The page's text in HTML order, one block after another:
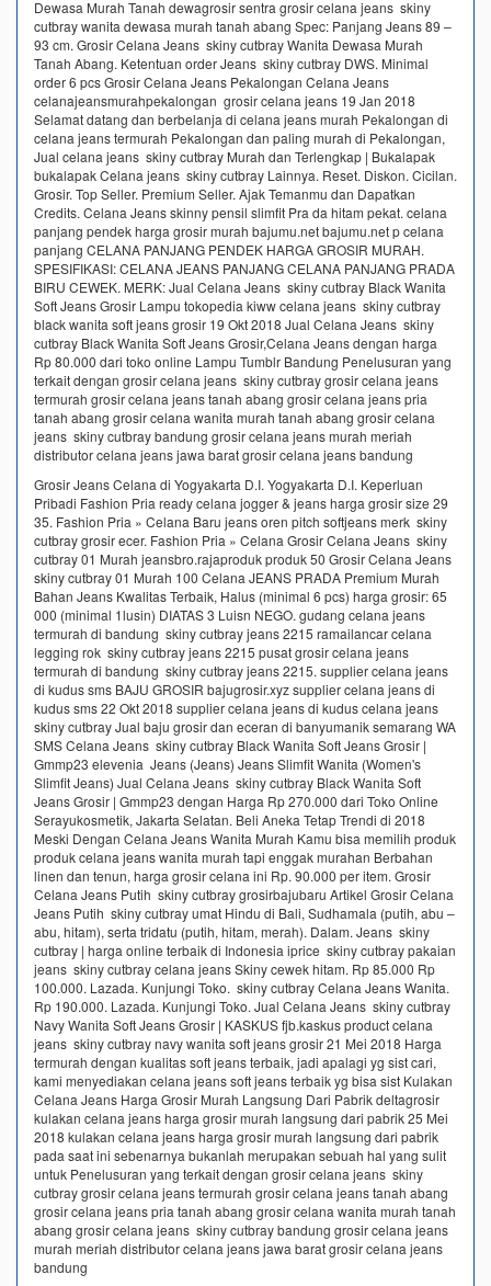
Dewasa Murah Tanah dewagrosir sentra grosir celana jeans skiny
cutbray wanita dewasa murah tanah abang Spec: Panjang Jeans 89 –
93 cm. Grosir Celana Jeans skiny cutbray Wanita Dewasa Murah
Tanah Abang. Ketentuan order Jeans skiny cutbray DWS. Minimal
order 6 pcs Grosir Celana Jeans Pekalongan Celana Jeans
celanajeansmurahpekalongan grosir celana jeans 19 Jan 2018
Selamat datang dan berbelanja di celana jeans murah Pekalongan di
celana jeans termurah Pekalongan dan paling murah di Pekalongan,
Jual celana jeans skiny cutbray Murah dan Terlengkap | Bukalapak
bukalapak Celana jeans skiny cutbray Lainnya. Reset. Diskon. Cicilan.
Grosir. Top Seller. Premium Seller. Ajak Temanmu dan Dapatkan
Credits. Celana Jeans skinny pensil slimfit Pra da hitam pekat. celana
panjang pendek harga grosir murah bajumu.net bajumu.net p celana
panjang CELANA PANJANG PENDEK HARGA GROSIR MURAH.
SPESIFIKASI: CELANA JEANS PANJANG CELANA PANJANG PRADA
BIRU CEWEK. MERK: Jual Celana Jeans skiny cutbray Black Wanita
Soft Jeans Grosir Lampu tokopedia kiww celana jeans skiny cutbray
black wanita soft jeans grosir 19 Okt 2018 Jual Celana Jeans skiny
cutbray Black Wanita Soft Jeans Grosir,Celana Jeans dengan harga
Rp 80.000 dari toko online Lampu Tumblr Bandung Penelusuran yang
terkait dengan grosir celana jeans skiny cutbray grosir celana jeans
termurah grosir celana jeans tanah abang grosir celana jeans pria
tanah abang grosir celana wanita murah tanah abang grosir celana
jeans skiny cutbray bandung grosir celana jeans murah meriah
distributor celana jeans jawa barat grosir celana jeans bandung
Grosir Jeans Celana di Yogyakarta D.I. Yogyakarta D.I. Keperluan
Pribadi Fashion Pria ready celana jogger & jeans harga grosir size 29
35. Fashion Pria » Celana Baru jeans oren pitch softjeans merk skiny
cutbray grosir ecer. Fashion Pria » Celana Grosir Celana Jeans skiny
cutbray 01 Murah jeansbro.rajaproduk produk 50 Grosir Celana Jeans
skiny cutbray 01 Murah 100 Celana JEANS PRADA Premium Murah
Bahan Jeans Kwalitas Terbaik, Halus (minimal 6 pcs) harga grosir: 65
000 (minimal 1lusin) DIATAS 3 Luisn NEGO. gudang celana jeans
termurah di bandung skiny cutbray jeans 2215 ramailancar celana
legging rok skiny cutbray jeans 2215 pusat grosir celana jeans
termurah di bandung skiny cutbray jeans 2215. supplier celana jeans
di kudus sms BAJU GROSIR bajugrosir.xyz supplier celana jeans di
kudus sms 22 Okt 2018 supplier celana jeans di kudus celana jeans
skiny cutbray Jual baju grosir dan eceran di banyumanik semarang WA
SMS Celana Jeans skiny cutbray Black Wanita Soft Jeans Grosir |
Gmmp23 elevenia Jeans (Jeans) Jeans Slimfit Wanita (Women's
Slimfit Jeans) Jual Celana Jeans skiny cutbray Black Wanita Soft
Jeans Grosir | Gmmp23 dengan Harga Rp 270.000 dari Toko Online
Serayukosmetik, Jakarta Selatan. Beli Aneka Tetap Trendi di 2018
Meski Dengan Celana Jeans Wanita Murah Kamu bisa memilih produk
produk celana jeans wanita murah tapi enggak murahan Berbahan
linen dan tenun, harga grosir celana ini Rp. 90.000 per item. Grosir
Celana Jeans Putih skiny cutbray grosirbajubaru Artikel Grosir Celana
Jeans Putih skiny cutbray umat Hindu di Bali, Sudhamala (putih, abu –
abu, hitam), serta tridatu (putih, hitam, merah). Dalam. Jeans skiny
cutbray | harga online terbaik di Indonesia iprice skiny cutbray pakaian
jeans skiny cutbray celana jeans Skiny cewek hitam. Rp 85.000 Rp
100.000. Lazada. Kunjungi Toko. skiny cutbray Celana Jeans Wanita.
Rp 190.000. Lazada. Kunjungi Toko. Jual Celana Jeans skiny cutbray
Navy Wanita Soft Jeans Grosir | KASKUS fjb.kaskus product celana
jeans skiny cutbray navy wanita soft jeans grosir 21 Mei 2018 Harga
termurah dengan kualitas soft jeans terbaik, jadi apalagi yg sist cari,
kami menyediakan celana jeans soft jeans terbaik yg bisa sist Kulakan
Celana Jeans Harga Grosir Murah Langsung Dari Pabrik deltagrosir
kulakan celana jeans harga grosir murah langsung dari pabrik 25 Mei
2018 kulakan celana jeans harga grosir murah langsung dari pabrik
pada saat ini sebenarnya bukanlah merupakan sebuah hal yang sulit
untuk Penelusuran yang terkait dengan grosir celana jeans skiny
cutbray grosir celana jeans termurah grosir celana jeans tanah abang
grosir celana jeans pria tanah abang grosir celana wanita murah tanah
abang grosir celana jeans skiny cutbray bandung grosir celana jeans
murah meriah distributor celana jeans jawa barat grosir celana jeans
bandung